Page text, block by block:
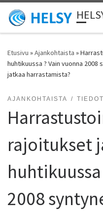
Skip to content
Etusivu »Ajankohtaista »
huhtikuussa ? Vain vuonna
jatkaa harrastamista?
AJANKOHTAISTA
rajoitukset
2008